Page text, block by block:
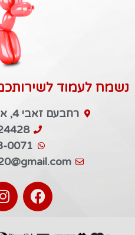
נשמח לעמוד
רחבעם זאבי 4, אשקלון (ברנע סנטר)
0071